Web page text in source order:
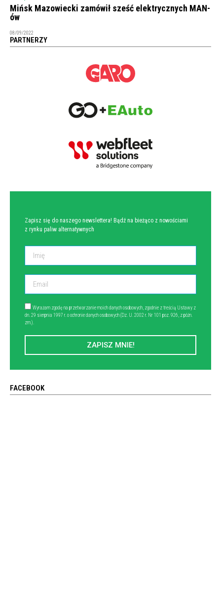
Mińsk Mazowiecki zamówił sześć elektrycznych MAN-
ów
08/09/2022
PARTNERZY
Zapisz się do naszego newslettera! Bądź na bieżąco z nowościami
z rynku paliw alternatywnych
Wyrażam zgodę na przetwarzanie moich danych osobowych, zgodnie z treścią Ustawy z
dn. 29 sierpnia 1997 r. o ochronie danych osobowych (Dz. U. 2002 r. Nr 101 poz. 926, z późn.
zm.).
ZAPISZ MNIE!
FACEBOOK